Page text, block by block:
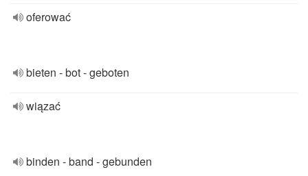
oferować
bieten - bot - geboten
wiązać
binden - band - gebunden